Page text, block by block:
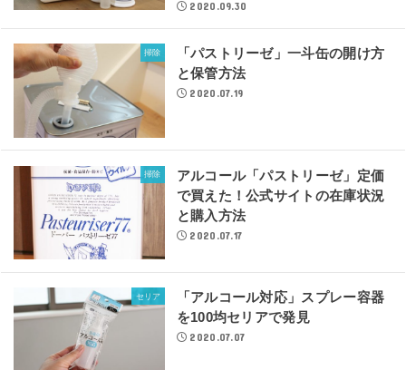
2020.09.30
掃除
「パストリーゼ」一斗缶の開け方
と保管方法
2020.07.19
掃除
アルコール「パストリーゼ」定価
で買えた！公式サイトの在庫状況
と購入方法
2020.07.17
セリア
「アルコール対応」スプレー容器
を100均セリアで発見
2020.07.07